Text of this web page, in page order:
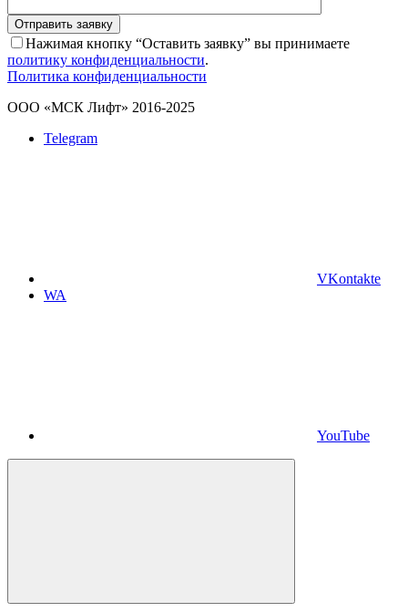
Отправить заявку
Нажимая кнопку “Оставить заявку” вы принимаете
политику конфиденциальности.
Политика конфиденциальности
ООО «МСК Лифт» 2016-2025
Telegram
VKontakte
WA
YouTube